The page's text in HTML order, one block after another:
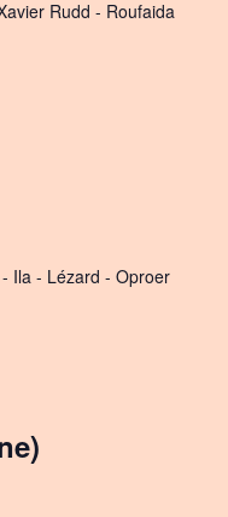
Rudd - Roufaida
Ila - Lézard - Oproer